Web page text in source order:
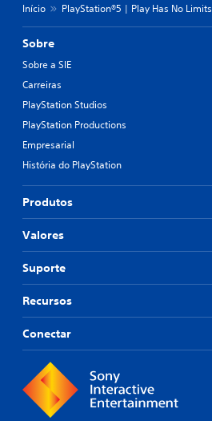
Início PlayStation®5 | Play Has No Limits
Sobre
Sobre a SIE
Carreiras
PlayStation Studios
PlayStation Productions
Empresarial
História do PlayStation
Produtos
Valores
Suporte
Recursos
Conectar